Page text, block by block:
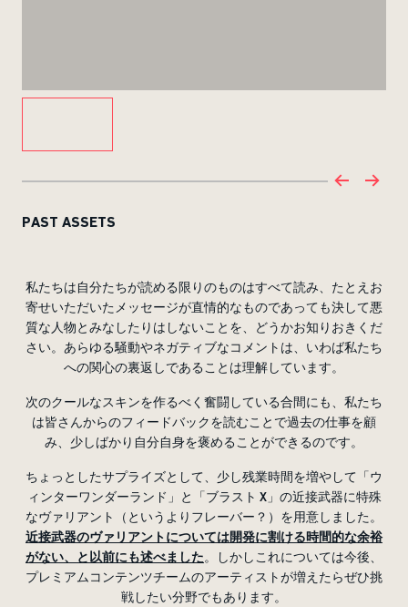
PAST ASSETS
私たちは自分たちが読める限りのものはすべて読み、たとえお
寄せいただいたメッセージが直情的なものであっても決して悪
質な人物とみなしたりはしないことを、どうかお知りおきくだ
さい。あらゆる騒動やネガティブなコメントは、いわば私たち
への関心の裏返しであることは理解しています。
次のクールなスキンを作るべく奮闘している合間にも、私たち
は皆さんからのフィードバックを読むことで過去の仕事を顧
み、少しばかり自分自身を褒めることができるのです。
ちょっとしたサプライズとして、少し残業時間を増やして「ウ
ィンターワンダーランド」と「ブラスト X」の近接武器に特殊
なヴァリアント（というよりフレーバー？）を用意しました。
近接武器のヴァリアントについては開発に割ける時間的な余裕
がない、と以前にも述べました。しかしこれについては今後、
プレミアムコンテンツチームのアーティストが増えたらぜひ挑
戦したい分野でもあります。